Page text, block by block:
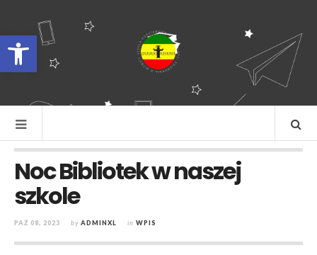
Otwórz pasek narzędzi
Noc Bibliotek w naszej
szkole
PAŹ 08, 2023 by ADMINXL in WPIS